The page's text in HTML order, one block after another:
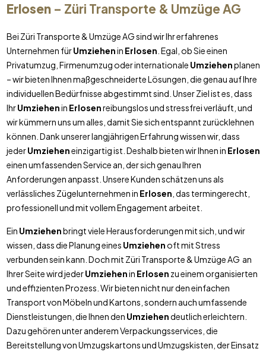
Erlosen– Züri Transporte & Umzüge AG
Bei Züri Transporte & Umzüge AG sind wir Ihr erfahrenes
Unternehmen fürUmziehenin Erlosen . Egal, ob Sie einen
Privatumzug, Firmenumzug oder internationale Umziehenplanen
– wir bieten Ihnen maßgeschneiderte Lösungen, die genau auf Ihre
individuellen Bedürfnisse abgestimmt sind. Unser Ziel ist es, dass
IhrUmziehenin Erlosenreibungslos und stressfrei verläuft, und
wir kümmern uns um alles, damit Sie sich entspannt zurücklehnen
können. Dank unserer langjährigen Erfahrung wissen wir, dass
jederUmzieheneinzigartig ist. Deshalb bieten wir Ihnen in Erlosen
einen umfassenden Service an, der sich genau Ihren
Anforderungen anpasst. Unsere Kunden schätzen uns als
verlässliches Zügelunternehmen in Erlosen , das termingerecht,
professionell und mit vollem Engagement arbeitet.
Ein Umziehenbringt viele Herausforderungen mit sich, und wir
wissen, dass die Planung eines Umziehenoft mit Stress
verbunden sein kann. Doch mit Züri Transporte & Umzüge AG an
Ihrer Seite wird jederUmziehenin Erlosen zu einem organisierten
und effizienten Prozess. Wir bieten nicht nur den einfachen
Transport von Möbeln und Kartons, sondern auch umfassende
Dienstleistungen, die Ihnen den Umziehendeutlich erleichtern.
Dazu gehören unter anderem Verpackungsservices, die
Bereitstellung von Umzugskartons und Umzugskisten, der Einsatz